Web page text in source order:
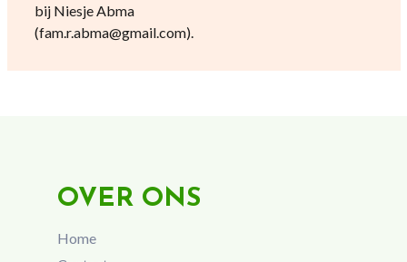
bij Niesje Abma
(fam.r.abma@gmail.com).
OVER ONS
Home